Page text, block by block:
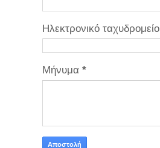
Ηλεκτρονικό ταχυδρομείο
Μήνυμα *